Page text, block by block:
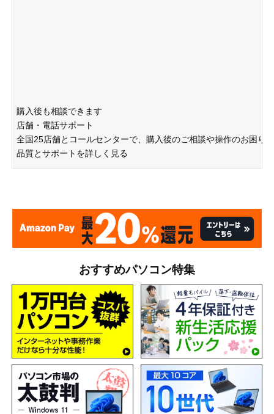
購入後も相談できます
店舗・電話サポート
全国25店舗とコールセンターで、購入後のご相談や操作のお困り
品質とサポートを詳しく見る
おすすめパソコン特集